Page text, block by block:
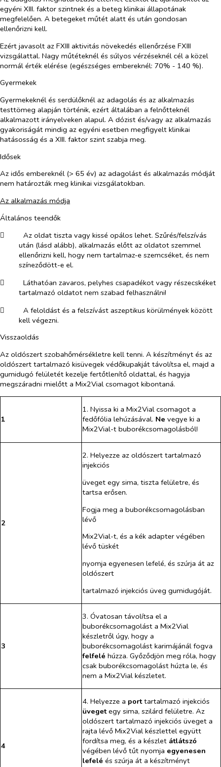
egyéni XIII. faktor szintnek és a beteg klinikai állapotának
megfelelően. A betegeket műtét alatt és után gondosan
ellenőrizni kell.
Ezért javasolt az FXIII aktivitás növekedés ellenőrzése FXIII
vizsgálattal. Nagy műtéteknél és súlyos vérzéseknél cél a közel
normál érték elérése (egészséges embereknél: 70% - 140 %).
Gyermekek
Gyermekeknél és serdülőknél az adagolás és az alkalmazás
testtömeg alapján történik, ezért általában a felnőtteknél
alkalmazott irányelveken alapul. A dózist és/vagy az alkalmazás
gyakoriságát mindig az egyéni esetben megfigyelt klinikai
hatásosság és a XIII. faktor szint szabja meg.
Idősek
Az idős embereknél (> 65 év) az adagolást és alkalmazás módját
nem határozták meg klinikai vizsgálatokban.
Az alkalmazás módja
Általános teendők
​
Az oldat tiszta vagy kissé opálos lehet. Szűrés/felszívás
után (lásd alább), alkalmazás előtt az oldatot szemmel
ellenőrizni kell, hogy nem tartalmaz-e szemcséket, és nem
színeződött-e el.
​
Láthatóan zavaros, pelyhes csapadékot vagy részecskéket
tartalmazó oldatot nem szabad felhasználni!
​
A feloldást és a felszívást aszeptikus körülmények között
kell végezni.
Visszaoldás
Az oldószert szobahőmérsékletre kell tenni. A készítményt és az
oldószert tartalmazó kisüvegek védőkupakját távolítsa el, majd a
gumidugó felületét kezelje fertőtlenítő oldattal, és hagyja
megszáradni mielőtt a Mix2Vial csomagot kibontaná.
1
1. Nyissa ki a Mix2Vial csomagot a
fedőfólia lehúzásával. Ne vegye ki a
Mix2Vial-t buborékcsomagolásból!
2
2. Helyezze az oldószert tartalmazó
injekciós
üveget egy sima, tiszta felületre, és
tartsa erősen.
Fogja meg a buborékcsomagolásban
lévő
Mix2Vial-t, és a kék adapter végében
lévő tüskét
nyomja egyenesen lefelé, és szúrja át az
oldószert
tartalmazó injekciós üveg gumidugóját.
3
3. Óvatosan távolítsa el a
buborékcsomagolást a Mix2Vial
készletről úgy, hogy a
buborékcsomagolást karimájánál fogva
felfelé húzza. Győződjön meg róla, hogy
csak buborékcsomagolást húzta le, és
nem a Mix2Vial készletet.
4
4. Helyezze a porttartalmazó injekciós
üvegetegy sima, szilárd felületre. Az
oldószert tartalmazó injekciós üveget a
rajta lévő Mix2Vial készlettel együtt
fordítsa meg, és a készlet átlátszó
végében lévő tűt nyomja egyenesen
lefelé és szúrja át a készítményt